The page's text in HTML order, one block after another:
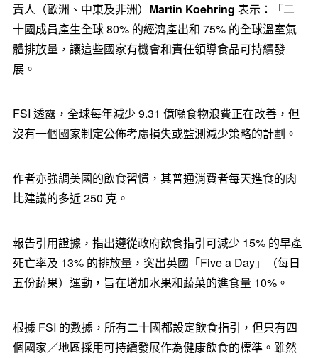
責人（歐洲、中東及非洲） Martin Koehring 表示：「二
十國成員產生全球 80% 的經濟產出和 75% 的全球溫室氣
體排放量，讓這些國家有機會和責任領導食品可持續發
展。
FSI 透露，全球每年減少 9.31 億噸食物浪費正在改善，但
沒有一個國家制定公佈考慮損失或監測減少策略的計劃。
作者亦強調美國的飲食習慣，其普通消費者每天進食的肉
比建議的多近 250 克。
報告引用證據，指出遵從政府飲食指引可減少 15% 的早產
死亡率及 13% 的排放量，突出英國「Five a Day」（每日
五份蔬果）運動，旨在增加水果和蔬菜的進食量 10%。
根據 FSI 的數據，所有二十國都設定飲食指引，但只有四
個國家／地區採用可持續發展作為健康飲食的標準。雖然